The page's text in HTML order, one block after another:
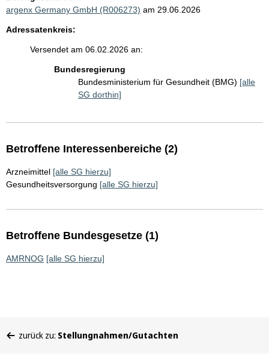
argenx Germany GmbH (R006273) am 29.06.2026
Adressatenkreis:
Versendet am 06.02.2026 an:
Bundesregierung
Bundesministerium für Gesundheit (BMG) [alle
SG dorthin]
Betroffene Interessenbereiche (2)
Arzneimittel [alle SG hierzu]
Gesundheitsversorgung [alle SG hierzu]
Betroffene Bundesgesetze (1)
AMRNOG [alle SG hierzu]
befinden
zurück zu: Stellungnahmen/Gutachten